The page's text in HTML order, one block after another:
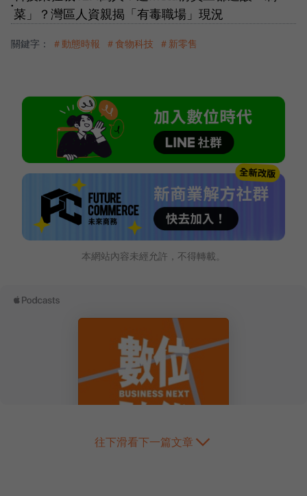
●
菜」？灣區人資親揭「有毒職場」現況
關鍵字： ＃動態時報 ＃食物科技 ＃新零售
本網站內容未經允許，不得轉載。
往下滑看下一篇文章